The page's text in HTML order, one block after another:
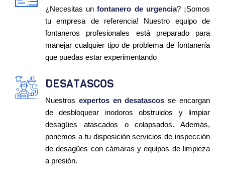
¿Necesitas unfontanero de urgencia? ¡Somos
tu empresa de referencia! Nuestro equipo de
fontaneros profesionales está preparado para
manejar cualquier tipo de problema de fontanería
que puedas estar experimentando
DESATASCOS
Nuestros expertos en desatascos se encargan
de desbloquear inodoros obstruidos y limpiar
desagües atascados o colapsados. Además,
ponemos a tu disposición servicios de inspección
de desagües con cámaras y equipos de limpieza
a presión.